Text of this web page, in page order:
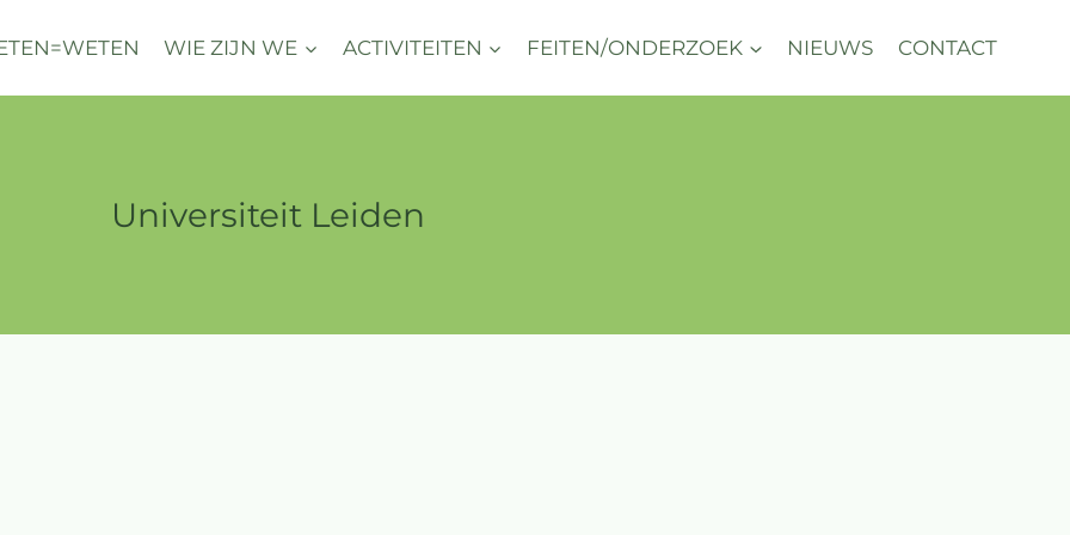
WIE ZIJN WE ACTIVITEITEN FEITEN/ONDERZOEK NIEUWS CONTACT
Universiteit Leiden